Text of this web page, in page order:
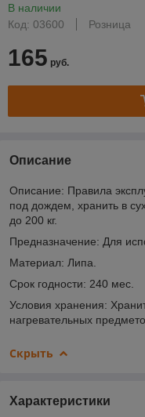
В наличии
Код: 03600
Розница
165 руб.
Описание
Описание: Правила
под дождем, хранить в
до 200 кг.
Предназначение: Для
Материал: Липа.
Срок годности: 240 мес.
Условия хранения:
нагревательных
Скрыть
Характеристики